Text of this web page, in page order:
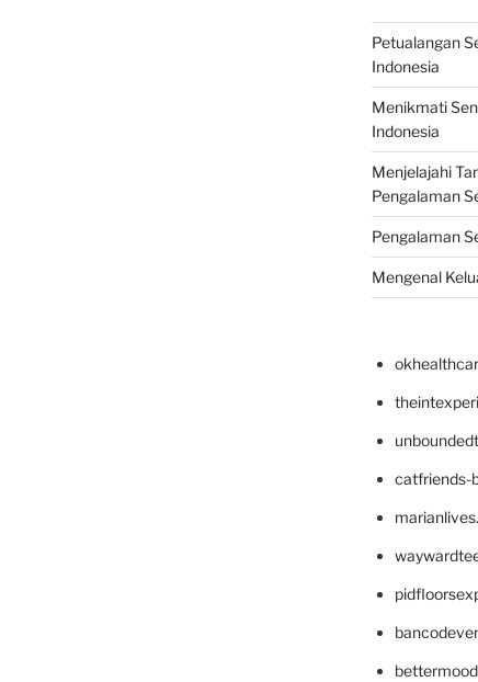
Petualangan
Indonesia
Menikmati
Indonesia
Menjelajahi
Pengalaman
Pengalaman
Mengenal
catfriends-